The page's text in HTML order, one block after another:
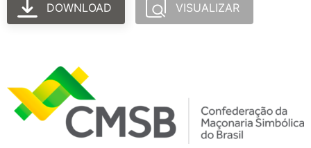
DOWNLOAD VISUALIZAR